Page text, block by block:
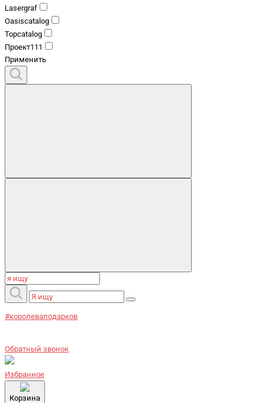
Lasergraf
Oasiscatalog
Topcatalog
Проект111
Применить
#королеваподарков
Обратный звонок
Избранное
Корзина